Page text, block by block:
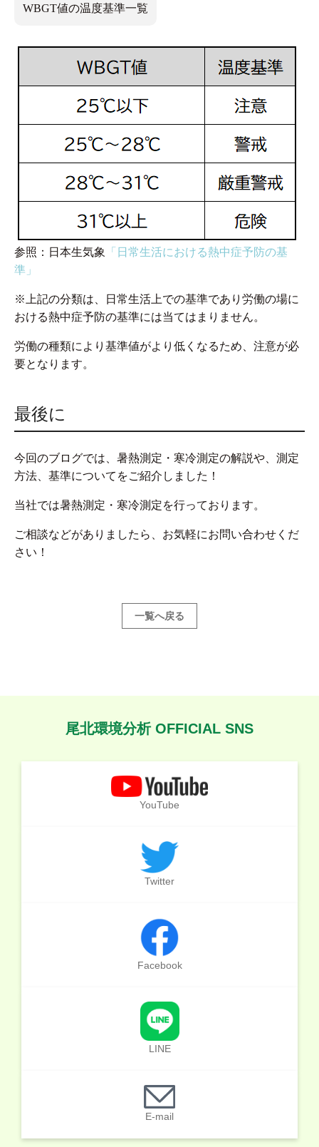
WBGT値の温度基準一覧
参照：日本生気象
「日常生活における熱中症予防の基
準」
※上記の分類は、日常生活上での基準であり労働の場に
おける熱中症予防の基準には当てはまりません。
労働の種類により基準値がより低くなるため、注意が必
要となります。
最後に
今回のブログでは、暑熱測定・寒冷測定の解説や、測定
方法、基準についてをご紹介しました！
当社では暑熱測定・寒冷測定を行っております。
ご相談などがありましたら、お気軽にお問い合わせくだ
さい！
一覧へ戻る
尾北環境分析 OFFICIAL SNS
YouTube
Twitter
Facebook
LINE
E-mail